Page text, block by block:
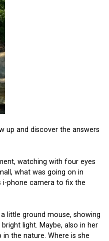
up and discover the answers
watching with four eyes
what was going on in
i-phone camera to fix the
little ground mouse, showing
light. Maybe, also in her
the nature. Where is she